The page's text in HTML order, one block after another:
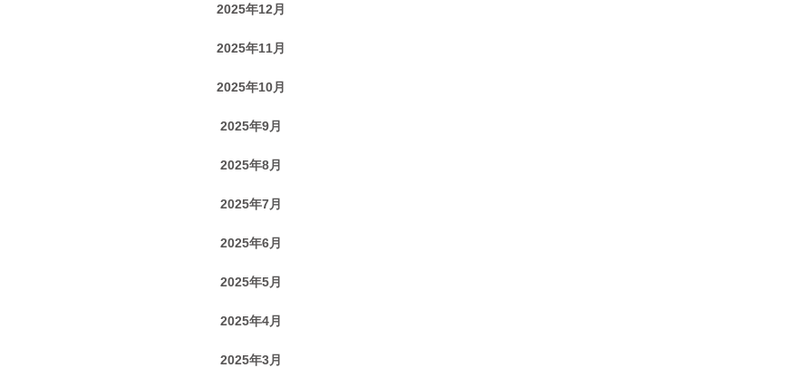
2025年12月
2025年11月
2025年10月
2025年9月
2025年8月
2025年7月
2025年6月
2025年5月
2025年4月
2025年3月